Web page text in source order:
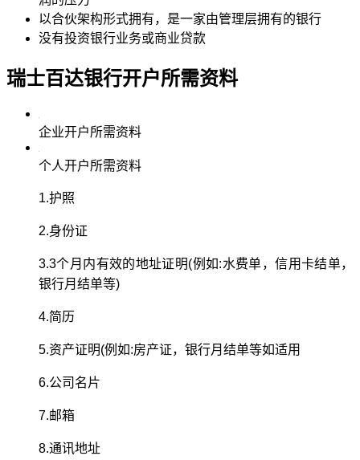
以合伙架构形式拥有，是一家由管理层拥有的银行
没有投资银行业务或商业贷款
瑞士百达银行开户所需资料
企业开户所需资料
个人开户所需资料
1.护照
2.身份证
3.3个月内有效的地址证明(例如:水费单，信用卡结单，
银行月结单等)
4.简历
5.资产证明(例如:房产证，银行月结单等如适用
6.公司名片
7.邮箱
8.通讯地址